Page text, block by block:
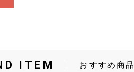
ITEM おすすめ商品